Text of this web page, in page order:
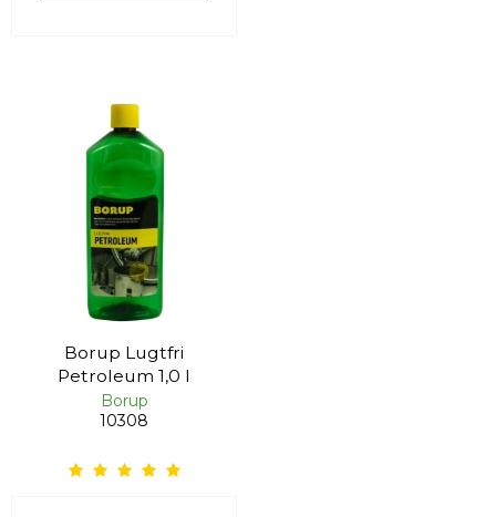
Borup Lugtfri
Petroleum 1,0 l
Borup
10308